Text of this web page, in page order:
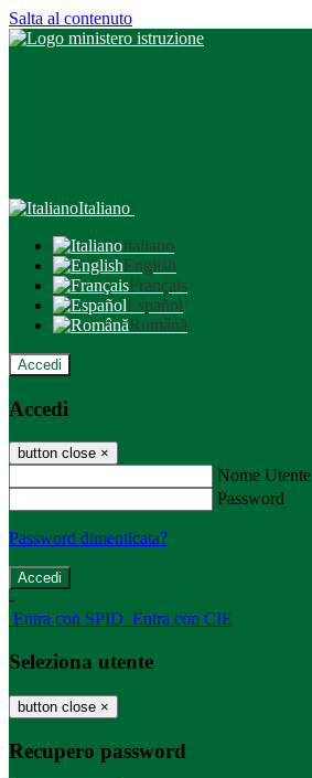
Salta al contenuto
Italiano
Italiano
English
Français
Español
Română
Accedi
Accedi
button close ×
Nome Utente
Password
Password dimenticata?
-
Entra con SPID Entra con CIE
Seleziona utente
button close ×
Recupero password